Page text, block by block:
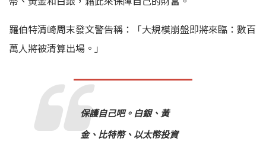
羅伯特清崎周末發文警告稱：「大規模崩盤即將來臨：數百
萬人將被清算出場。」
保護自己吧。白銀、黃
金、比特幣、以太幣投資